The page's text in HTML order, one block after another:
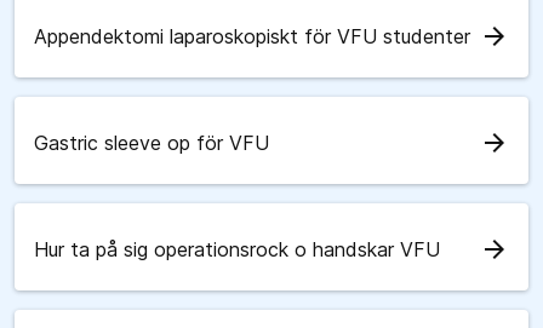
Appendektomi laparoskopiskt för VFU studenter arrow_forward
Gastric sleeve op för VFU arrow_forward
Hur ta på sig operationsrock o handskar VFU arrow_forward